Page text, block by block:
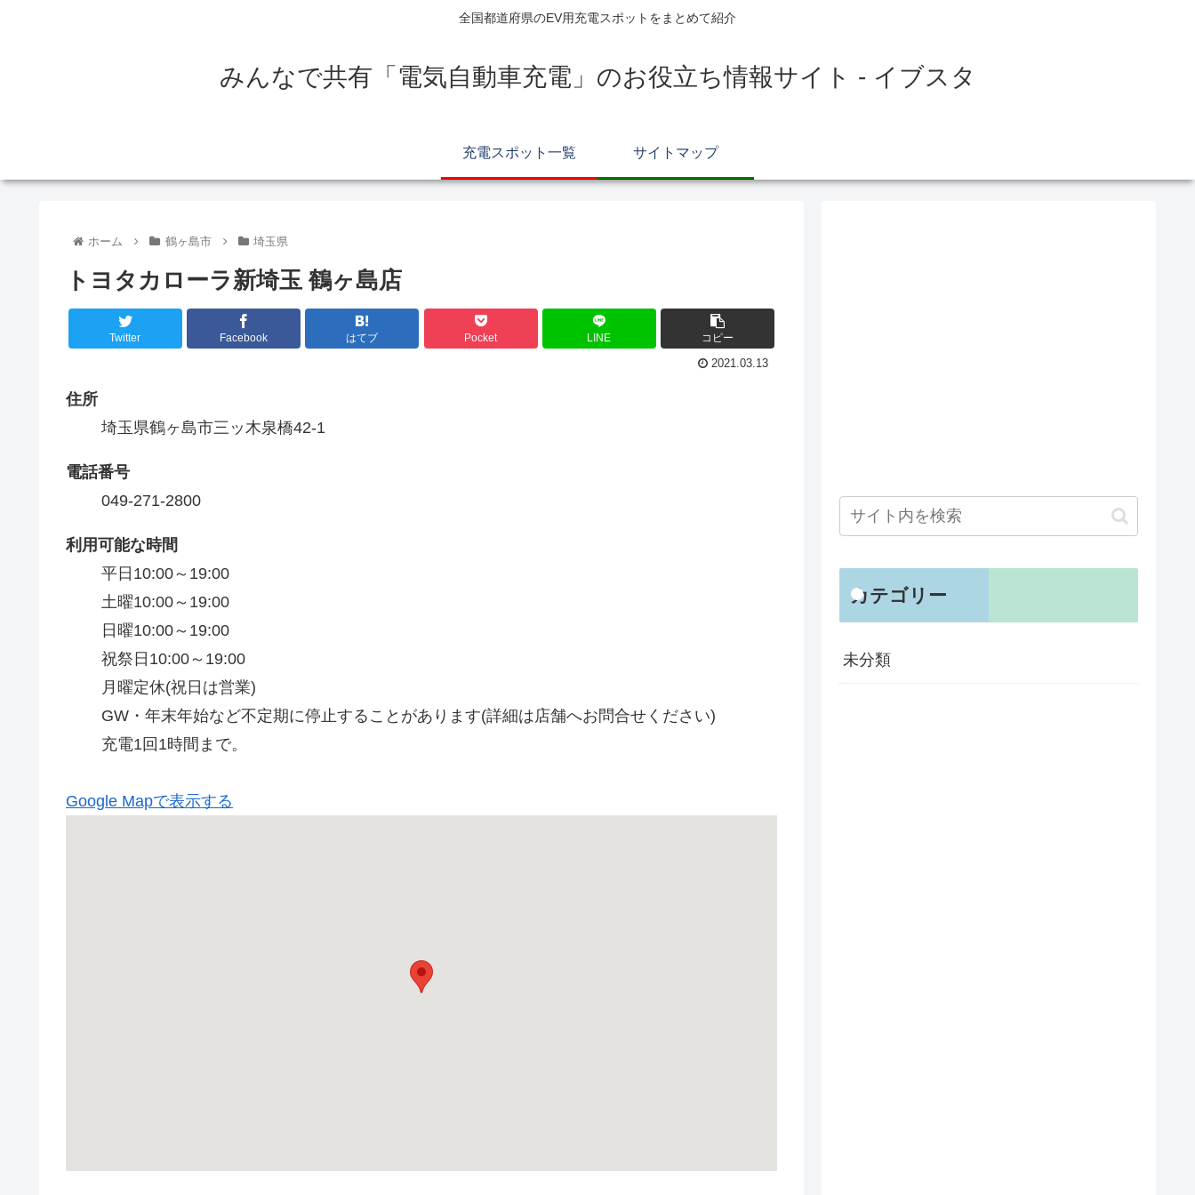
全国都道府県のEV用充電スポットをまとめて紹介
みんなで共有「電気自動車充電」のお役立ち情報サイト - イブスタ
充電スポット一覧 サイトマップ
ホーム 鶴ヶ島市 埼玉県
トヨタカローラ新埼玉 鶴ヶ島店
Twitter Facebook はてブ Pocket LINE コピー
2021.03.13
住所
埼玉県鶴ヶ島市三ッ木泉橋42-1
電話番号
049-271-2800
利用可能な時間
平日10:00～19:00
土曜10:00～19:00
日曜10:00～19:00
祝祭日10:00～19:00
月曜定休(祝日は営業)
GW・年末年始など不定期に停止することがあります(詳細は店舗へお問合せください)
充電1回1時間まで。
Google Mapで表示する
カテゴリー
未分類